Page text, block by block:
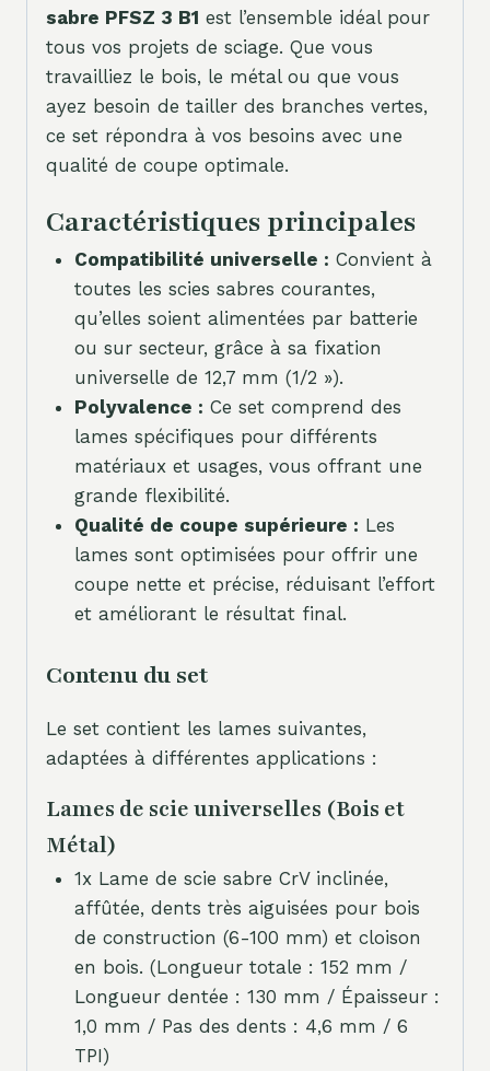
sabre PFSZ 3 B1 est l’ensemble idéal pour
tous vos projets de sciage. Que vous
travailliez le bois, le métal ou que vous
ayez besoin de tailler des branches vertes,
ce set répondra à vos besoins avec une
qualité de coupe optimale.
Caractéristiques principales
Compatibilité universelle : Convient à
toutes les scies sabres courantes,
qu’elles soient alimentées par batterie
ou sur secteur, grâce à sa fixation
universelle de 12,7 mm (1/2 »).
Polyvalence : Ce set comprend des
lames spécifiques pour différents
matériaux et usages, vous offrant une
grande flexibilité.
Qualité de coupe supérieure : Les
lames sont optimisées pour offrir une
coupe nette et précise, réduisant l’effort
et améliorant le résultat final.
Contenu du set
Le set contient les lames suivantes,
adaptées à différentes applications :
Lames de scie universelles (Bois et
Métal)
1x Lame de scie sabre CrV inclinée,
affûtée, dents très aiguisées pour bois
de construction (6-100 mm) et cloison
en bois. (Longueur totale : 152 mm /
Longueur dentée : 130 mm / Épaisseur :
1,0 mm / Pas des dents : 4,6 mm / 6
TPI)